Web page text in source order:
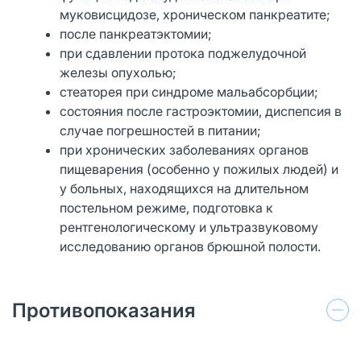
муковисцидозе, хроническом панкреатите;
после панкреатэктомии;
при сдавлении протока поджелудочной
железы опухолью;
стеаторея при синдроме мальабсорбции;
состояния после гастроэктомии, диспепсия в
случае погрешностей в питании;
при хронических заболеваниях органов
пищеварения (особенно у пожилых людей) и
у больных, находящихся на длительном
постельном режиме, подготовка к
рентгенологическому и ультразвуковому
исследованию органов брюшной полости.
Противопоказания